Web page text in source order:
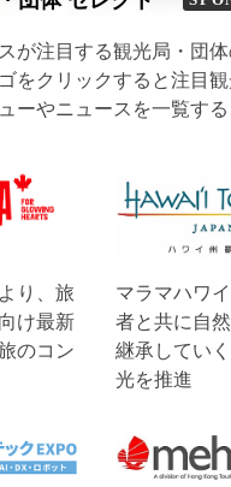
が注目する観光局・団
をクリックすると注目観
ーやニュースを一覧す
り、旅
け最新
のコン
マラマハワ
者と共に自
継承してい
光を推進